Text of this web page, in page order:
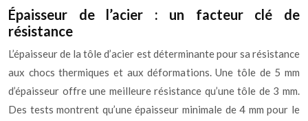
Épaisseur de l’acier : un facteur clé de
résistance
L’épaisseur de la tôle d’acier est déterminante pour sa résistance
aux chocs thermiques et aux déformations. Une tôle de 5 mm
d’épaisseur offre une meilleure résistance qu’une tôle de 3 mm.
Des tests montrent qu’une épaisseur minimale de 4 mm pour le